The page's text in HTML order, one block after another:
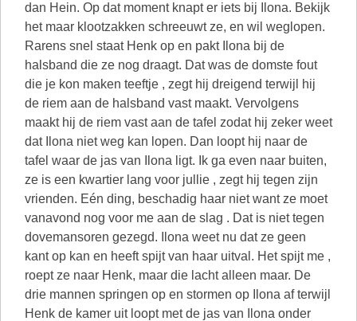
dan Hein. Op dat moment knapt er iets bij Ilona. Bekijk
het maar klootzakken schreeuwt ze, en wil weglopen.
Rarens snel staat Henk op en pakt Ilona bij de
halsband die ze nog draagt. Dat was de domste fout
die je kon maken teeftje , zegt hij dreigend terwijl hij
de riem aan de halsband vast maakt. Vervolgens
maakt hij de riem vast aan de tafel zodat hij zeker weet
dat Ilona niet weg kan lopen. Dan loopt hij naar de
tafel waar de jas van Ilona ligt. Ik ga even naar buiten,
ze is een kwartier lang voor jullie , zegt hij tegen zijn
vrienden. Eén ding, beschadig haar niet want ze moet
vanavond nog voor me aan de slag . Dat is niet tegen
dovemansoren gezegd. Ilona weet nu dat ze geen
kant op kan en heeft spijt van haar uitval. Het spijt me ,
roept ze naar Henk, maar die lacht alleen maar. De
drie mannen springen op en stormen op Ilona af terwijl
Henk de kamer uit loopt met de jas van Ilona onder